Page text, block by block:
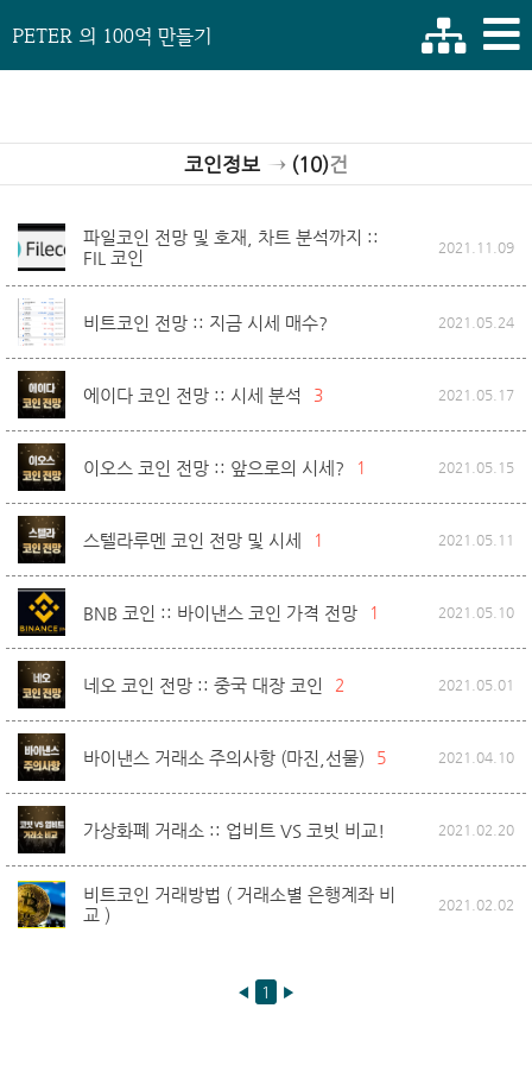
PETER 의 100억 만들기
코인정보 → (10)건
파일코인 전망 및 호재, 차트 분석까지 ::
FIL 코인
2021.11.09
비트코인 전망 :: 지금 시세 매수? 2021.05.24
에이다 코인 전망 :: 시세 분석 3 2021.05.17
이오스 코인 전망 :: 앞으로의 시세? 1 2021.05.15
스텔라루멘 코인 전망 및 시세 1 2021.05.11
BNB 코인 :: 바이낸스 코인 가격 전망 1 2021.05.10
네오 코인 전망 :: 중국 대장 코인 2 2021.05.01
바이낸스 거래소 주의사항 (마진,선물) 5 2021.04.10
가상화폐 거래소 :: 업비트 VS 코빗 비교! 2021.02.20
비트코인 거래방법 ( 거래소별 은행계좌 비
교 )
2021.02.02
◀ 1 ▶